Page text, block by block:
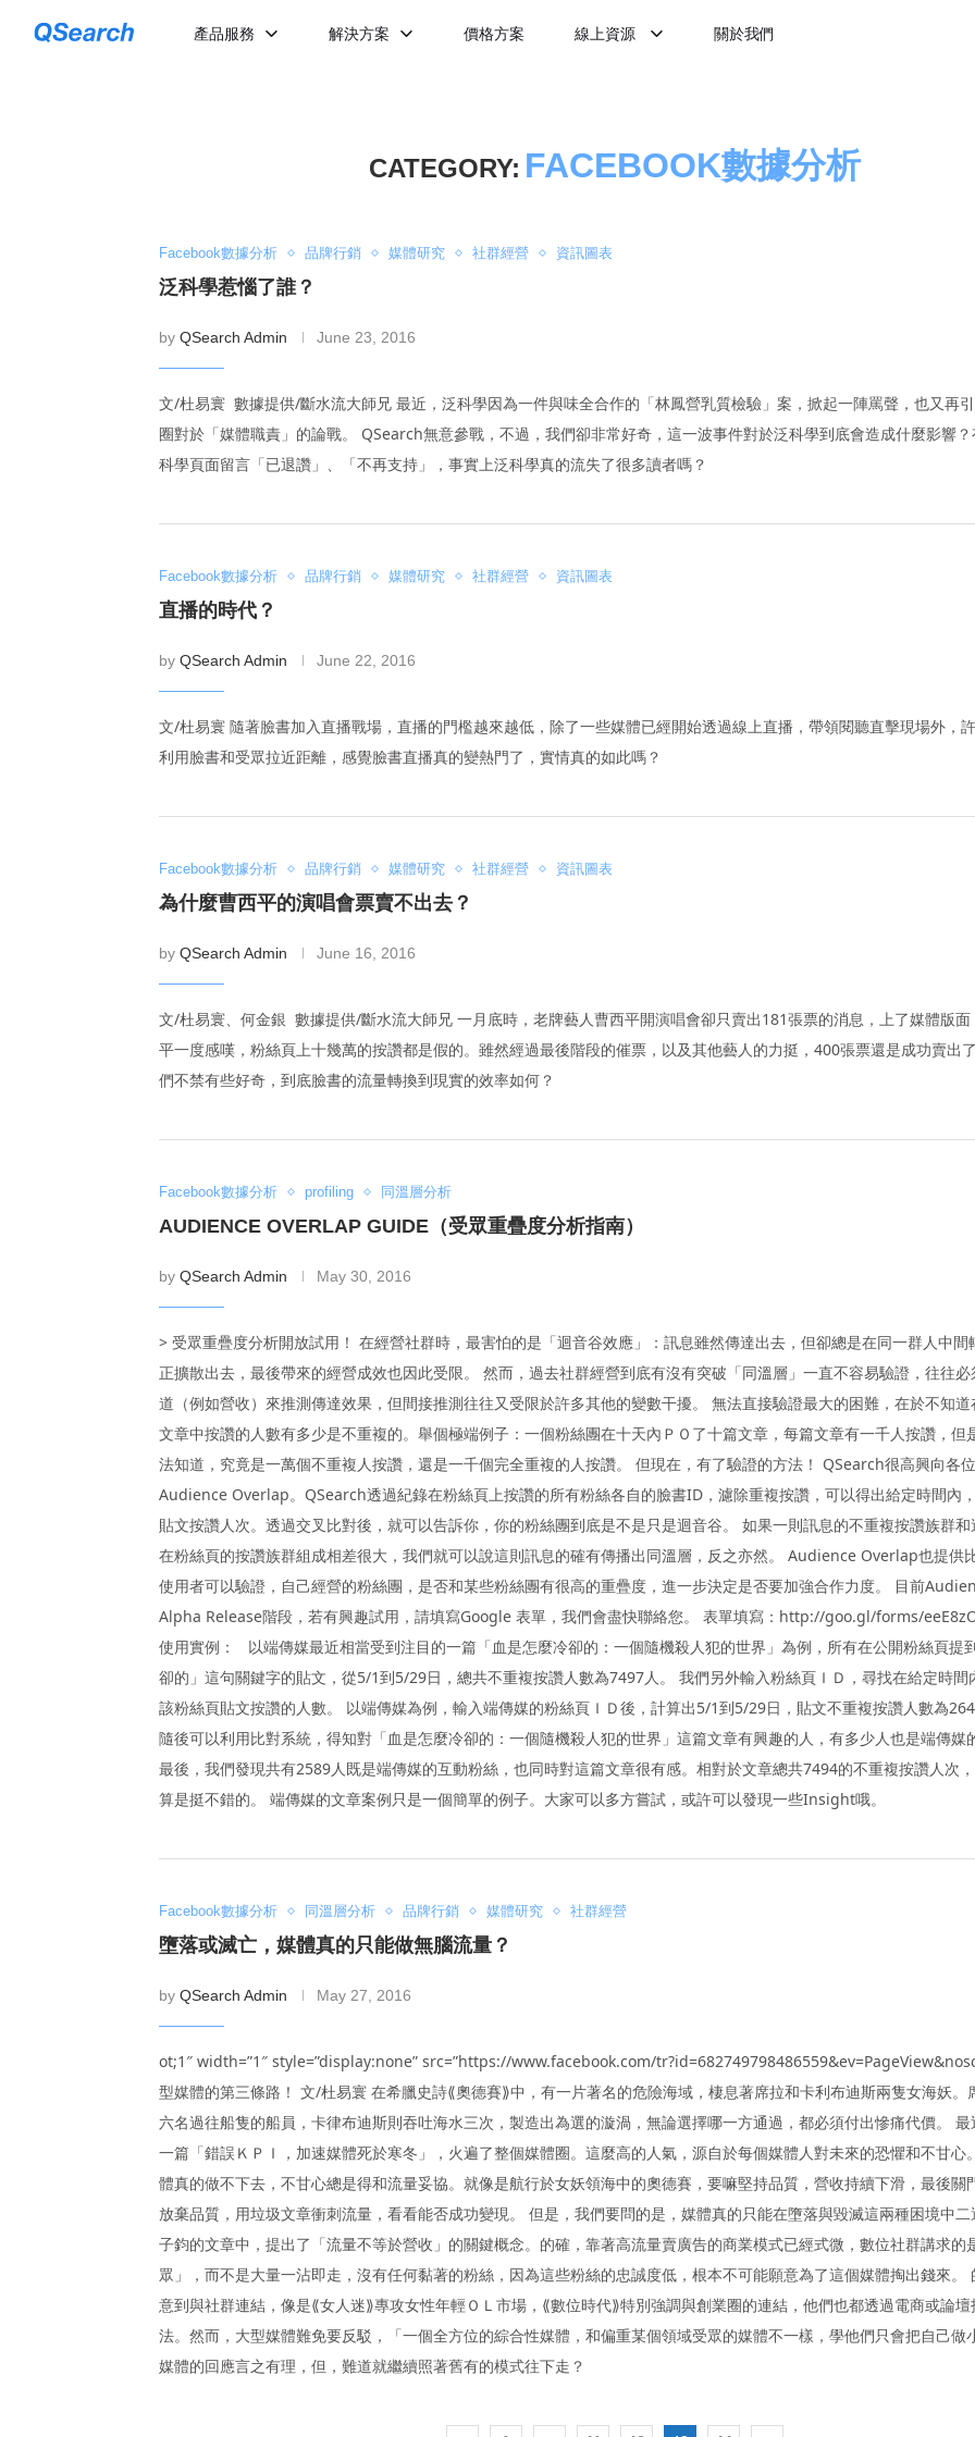
產品服務 解決方案 價格方案 線上資源 關於我們
CATEGORY: FACEBOOK數據分析
Facebook數據分析 品牌行銷 媒體研究 社群經營 資訊圖表
泛科學惹惱了誰？
by QSearch Admin June 23, 2016
文/杜易寰 數據提供/斷水流大師兄 最近，泛科學因為一件與味全合作的「林鳳營乳質檢驗」案，掀起一陣罵聲，也又再
圈對於「媒體職責」的論戰。 QSearch無意參戰，不過，我們卻非常好奇，這一波事件對於泛科學到底會造成什麼影響
科學頁面留言「已退讚」、「不再支持」，事實上泛科學真的流失了很多讀者嗎？
Facebook數據分析 品牌行銷 媒體研究 社群經營 資訊圖表
直播的時代？
by QSearch Admin June 22, 2016
文/杜易寰 隨著臉書加入直播戰場，直播的門檻越來越低，除了一些媒體已經開始透過線上直播，帶領閱聽直擊現場外，
利用臉書和受眾拉近距離，感覺臉書直播真的變熱門了，實情真的如此嗎？
Facebook數據分析 品牌行銷 媒體研究 社群經營 資訊圖表
為什麼曹西平的演唱會票賣不出去？
by QSearch Admin June 16, 2016
文/杜易寰、何金銀 數據提供/斷水流大師兄 一月底時，老牌藝人曹西平開演唱會卻只賣出181張票的消息，上了媒體版面
平一度感嘆，粉絲頁上十幾萬的按讚都是假的。雖然經過最後階段的催票，以及其他藝人的力挺，400張票還是成功賣出
們不禁有些好奇，到底臉書的流量轉換到現實的效率如何？
Facebook數據分析 profiling 同溫層分析
AUDIENCE OVERLAP GUIDE（受眾重疊度分析指南）
by QSearch Admin May 30, 2016
> 受眾重疊度分析開放試用！ 在經營社群時，最害怕的是「迴音谷效應」：訊息雖然傳達出去，但卻總是在同一群人中間
正擴散出去，最後帶來的經營成效也因此受限。 然而，過去社群經營到底有沒有突破「同溫層」一直不容易驗證，往往
道（例如營收）來推測傳達效果，但間接推測往往又受限於許多其他的變數干擾。 無法直接驗證最大的困難，在於不知道
文章中按讚的人數有多少是不重複的。舉個極端例子：一個粉絲團在十天內ＰＯ了十篇文章，每篇文章有一千人按讚，但
法知道，究竟是一萬個不重複人按讚，還是一千個完全重複的人按讚。 但現在，有了驗證的方法！ QSearch很高興向各
Audience Overlap。QSearch透過紀錄在粉絲頁上按讚的所有粉絲各自的臉書ID，濾除重複按讚，可以得出給定時間內
貼文按讚人次。透過交叉比對後，就可以告訴你，你的粉絲團到底是不是只是迴音谷。 如果一則訊息的不重複按讚族群
在粉絲頁的按讚族群組成相差很大，我們就可以說這則訊息的確有傳播出同溫層，反之亦然。 Audience Overlap也提供
使用者可以驗證，自己經營的粉絲團，是否和某些粉絲團有很高的重疊度，進一步決定是否要加強合作力度。 目前
Alpha Release階段，若有興趣試用，請填寫Google 表單，我們會盡快聯絡您。 表單填寫：http://goo.gl/forms/
使用實例： 以端傳媒最近相當受到注目的一篇「血是怎麼冷卻的：一個隨機殺人犯的世界」為例，所有在公開粉絲頁提
卻的」這句關鍵字的貼文，從5/1到5/29日，總共不重複按讚人數為7497人。 我們另外輸入粉絲頁ＩＤ，尋找在給定時間
該粉絲頁貼文按讚的人數。 以端傳媒為例，輸入端傳媒的粉絲頁ＩＤ後，計算出5/1到5/29日，貼文不重複按讚人數為
隨後可以利用比對系統，得知對「血是怎麼冷卻的：一個隨機殺人犯的世界」這篇文章有興趣的人，有多少人也是端傳媒
最後，我們發現共有2589人既是端傳媒的互動粉絲，也同時對這篇文章很有感。相對於文章總共7494的不重複按讚人次
算是挺不錯的。 端傳媒的文章案例只是一個簡單的例子。大家可以多方嘗試，或許可以發現一些Insight哦。
Facebook數據分析 同溫層分析 品牌行銷 媒體研究 社群經營
墮落或滅亡，媒體真的只能做無腦流量？
by QSearch Admin May 27, 2016
ot;1″ width=”1″ style=”display:none” src=”https://www.facebook.com/
型媒體的第三條路！ 文/杜易寰 在希臘史詩⟪奧德賽⟫中，有一片著名的危險海域，棲息著席拉和卡利布迪斯兩隻女海妖。
六名過往船隻的船員，卡律布迪斯則吞吐海水三次，製造出為選的漩渦，無論選擇哪一方通過，都必須付出慘痛代價。 最
一篇「錯誤ＫＰＩ，加速媒體死於寒冬」，火遍了整個媒體圈。這麼高的人氣，源自於每個媒體人對未來的恐懼和不甘心
體真的做不下去，不甘心總是得和流量妥協。就像是航行於女妖領海中的奧德賽，要嘛堅持品質，營收持續下滑，最後關
放棄品質，用垃圾文章衝刺流量，看看能否成功變現。 但是，我們要問的是，媒體真的只能在墮落與毀滅這兩種困境中
子鈞的文章中，提出了「流量不等於營收」的關鍵概念。的確，靠著高流量賣廣告的商業模式已經式微，數位社群講求的
眾」，而不是大量一沾即走，沒有任何黏著的粉絲，因為這些粉絲的忠誠度低，根本不可能願意為了這個媒體掏出錢來。
意到與社群連結，像是⟪女人迷⟫專攻女性年輕ＯＬ市場，⟪數位時代⟫特別強調與創業圈的連結，他們也都透過電商或論
法。然而，大型媒體難免要反駁，「一個全方位的綜合性媒體，和偏重某個領域受眾的媒體不一樣，學他們只會把自己做
媒體的回應言之有理，但，難道就繼續照著舊有的模式往下走？